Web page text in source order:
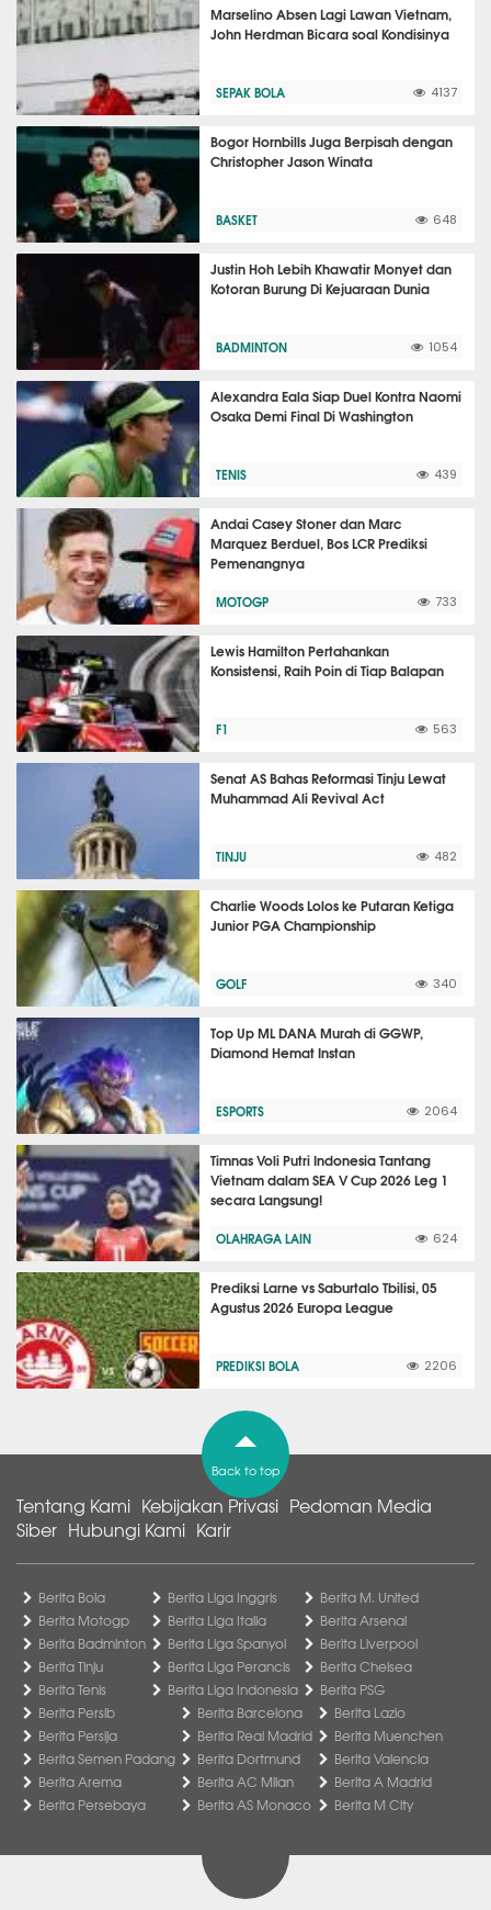
Marselino Absen Lagi Lawan Vietnam,
John Herdman Bicara soal Kondisinya
SEPAK BOLA 4137
Bogor Hornbills Juga Berpisah dengan
Christopher Jason Winata
BASKET 648
Justin Hoh Lebih Khawatir Monyet dan
Kotoran Burung Di Kejuaraan Dunia
BADMINTON 1054
Alexandra Eala Siap Duel Kontra Naomi
Osaka Demi Final Di Washington
TENIS 439
Andai Casey Stoner dan Marc
Marquez Berduel, Bos LCR Prediksi
Pemenangnya
MOTOGP 733
Lewis Hamilton Pertahankan
Konsistensi, Raih Poin di Tiap Balapan
F1 563
Senat AS Bahas Reformasi Tinju Lewat
Muhammad Ali Revival Act
TINJU 482
Charlie Woods Lolos ke Putaran Ketiga
Junior PGA Championship
GOLF 340
Top Up ML DANA Murah di GGWP,
Diamond Hemat Instan
ESPORTS 2064
Timnas Voli Putri Indonesia Tantang
Vietnam dalam SEA V Cup 2026 Leg 1
secara Langsung!
OLAHRAGA LAIN 624
Prediksi Larne vs Saburtalo Tbilisi, 05
Agustus 2026 Europa League
PREDIKSI BOLA 2206
Back to top
Tentang Kami Kebijakan Privasi Pedoman Media
Siber Hubungi Kami Karir
Berita Bola
Berita Motogp
Berita Badminton
Berita Tinju
Berita Tenis
Berita Liga Inggris
Berita Liga Italia
Berita Liga Spanyol
Berita Liga Perancis
Berita Liga Indonesia
Berita M. United
Berita Arsenal
Berita Liverpool
Berita Chelsea
Berita PSG
Berita Persib
Berita Persija
Berita Semen Padang
Berita Arema
Berita Persebaya
Berita Barcelona
Berita Real Madrid
Berita Dortmund
Berita AC Milan
Berita AS Monaco
Berita Lazio
Berita Muenchen
Berita Valencia
Berita A Madrid
Berita M City